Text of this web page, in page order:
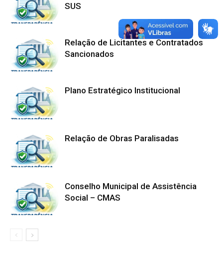
SUS
Relação de Licitantes e Contratados
Sancionados
Plano Estratégico Institucional
Relação de Obras Paralisadas
Conselho Municipal de Assistência
Social – CMAS